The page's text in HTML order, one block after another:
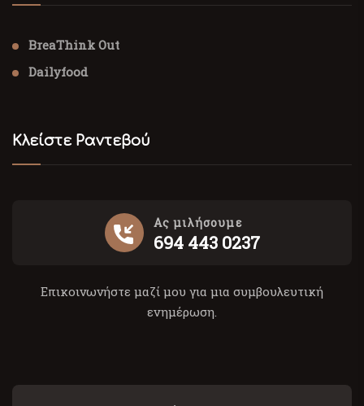
BreaThink Out
Dailyfood
Κλείστε Ραντεβού
Ας μιλήσουμε
694 443 0237
Επικοινωνήστε μαζί μου για μια συμβουλευτική
ενημέρωση.